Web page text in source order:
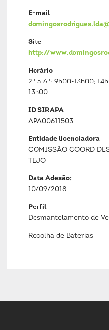
E-mail
Site
http://
Horário
2ª a 6ª: 9h00-13h00;
13h00
ID SIRAPA
APA00611503
Entidade licenciadora
COMISSÃO COORD
TEJO
Data Adesão:
10/09/2018
Perfil
Desmantelamento de
Recolha de Baterias